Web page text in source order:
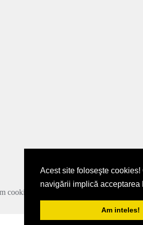
Acest site foloseşte cookies!
navigării implică acceptarea
Am inteles!
cookie-urile.